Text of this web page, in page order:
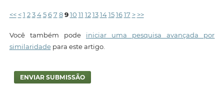
<< < 1 2 3 4 5 6 7 8 9 10 11 12 13 14 15 16 17 > >>
Você também pode iniciar uma pesquisa avançada por
similaridadepara este artigo.
ENVIAR SUBMISSÃO